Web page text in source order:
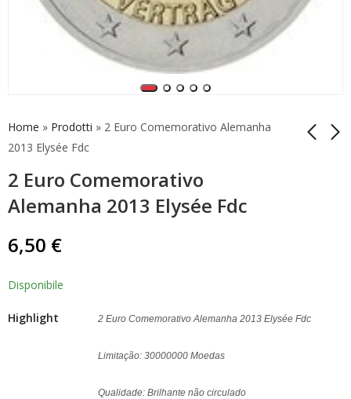
Home » Prodotti » 2 Euro Comemorativo Alemanha
2013 Elysée Fdc
2 Euro Comemorativo
Alemanha 2013 Elysée FdcAlemanha 2013
Elysée Fdc Mint A
Alemanha 2013
Maulbronn Mint J
6,50 €
Disponibile
Highlight 2 Euro Comemorativo Alemanha 2013 Elysée Fdc
Limitação: 30000000 Moedas
Qualidade: Brilhante não circulado